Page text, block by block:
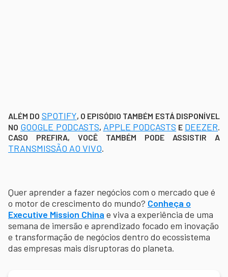
ALÉM DO SPOTIFY, O EPISÓDIO TAMBÉM ESTÁ DISPONÍVEL
NO GOOGLE PODCASTS, APPLE PODCASTS E DEEZER.
CASO PREFIRA, VOCÊ TAMBÉM PODE ASSISTIR A
TRANSMISSÃO AO VIVO.
Quer aprender a fazer negócios com o mercado que é
o motor de crescimento do mundo? Conheça o
Executive Mission China e viva a experiência de uma
semana de imersão e aprendizado focado em inovação
e transformação de negócios dentro do ecossistema
das empresas mais disruptoras do planeta.